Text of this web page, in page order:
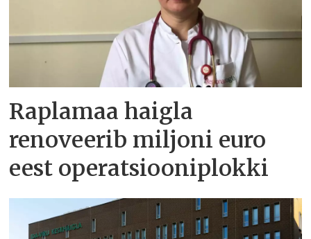
Raplamaa haigla
renoveerib miljoni euro
eest operatsiooniplokki